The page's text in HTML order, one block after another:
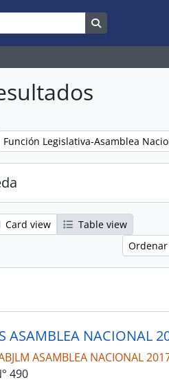
Remove filter:
Función Legislativa-Asamblea
Card view
Table view
ASAMBLEA NACIONAL
ASAMBLEA NACIONAL
490